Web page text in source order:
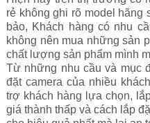
rẻ không ghi rõ model hãng
bảo, Khách hàng có nhu
không nên mua những sản
chất lượng sản phẩm mình
Từ những nhu cầu và mục
đặt camera của nhiều
trợ khách hàng lựa chọn,
giá thành thấp và cách lắp